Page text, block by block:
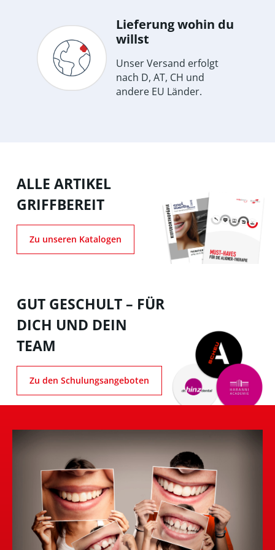
Lieferung wohin du
willst
Unser Versand erfolgt
nach D, AT, CH und
andere EU Länder.
ALLE ARTIKEL
GRIFFBEREIT
Zu unseren Katalogen
GUT GESCHULT – FÜR
DICH UND DEIN
TEAM
Zu den Schulungsangeboten